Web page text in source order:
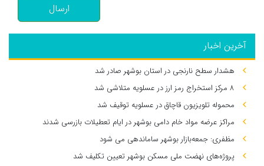
ارسال
آخرین اخبار
هشدار سطح نارنجی در استان بوشهر صادر شد
۸ مرکز استخراج رمز ارز در عسلویه متلاشی شد
محموله تلویزیون قاچاق در عسلویه توقیف شد
مراکز عرضه مواد خام دامی بوشهر در ایام تعطیلات بازرسی شدند
مظفری: جمعه‌بازار بوشهر ساماندهی می‌ شود
پروژه‌های نهضت ملی مسکن بوشهر تعیین تکلیف شد